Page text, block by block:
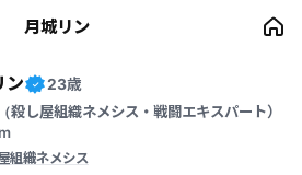
月城リン
ン ✓
23歳
殺し屋組織ネメシス・戦闘エキスパート）
組織ネメシス